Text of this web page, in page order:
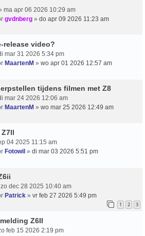
ma apr 06 2026 10:29 am
gvdnberg » do apr 09 2026 11:23 am
release video?
mar 31 2026 5:34 pm
MaartenM » wo apr 01 2026 12:57 am
tijdens filmen met Z8
mar 24 2026 12:06 am
MaartenM » wo mar 25 2026 12:49 am
Z7ll
04 2025 11:15 am
Fotowil » di mar 03 2026 5:51 pm
dec 28 2025 10:40 am
Patrick » vr feb 27 2026 5:49 pm
1 2 3
Z6II
feb 15 2026 2:19 pm